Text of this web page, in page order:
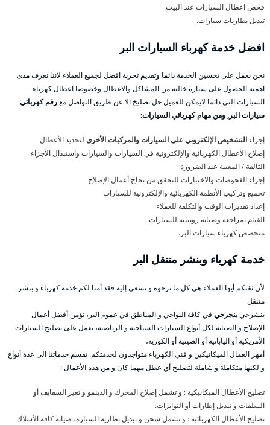
فحص اعطال السيارات عند البيت.
تبديل بطاريات سيارات.
افضل خدمة كهرباء السيارات البر
نحن نعمل على تحسين الخدمة دائما وتقديم تجربة افضل لجميع العملاء لاننا نعرف مدى
اهمية الحصول على سيارة خالية من المشاكل والاعطال وخصوصا اعطال كهرباء
السيارات التي دائما لايمكن للعميل حل تصليخ الا عن طريق التواصل معرقم كهربائي
سيارات البر, ومن مهام كهربائي السيارات:
إجراء التشخيص الإلكتروني على السيارات والمركبات الأخرى لتحديد الأعطال
إصلاح الأعطال الكهربائية والإلكترونية في السيارات والسيارات واستبدال الأجزاء
التالفة / المعيبة عند الضرورة
إجراء الفحوصات والاختبارات للتحقق من نجاح أعمال الإصلاح
تجميع وتركيب الأنظمة الكهربائية والإلكترونية للسيارات
إعداد تقديرات الوقت والتكلفة للعملاء
القيام بمراجعة وصيانة روتينية للسيارات
متخصص كهرباء سيارات البر.
خدمة كهرباء وبنشر متنقل البر
لأن ثقتكم أيها العملاء هي كل ما نرجوه و نسعى إليه فقد أمنا لكم خدمة كهرباء و بنشر
متنقل
بنشرجيبنجرجي في كافة النواحي و المناطق في عموم البر، نؤمن أفضل أعمال
الإصلاح و الصيانة لكل أنواع السيارات السياحية و الرياضية، نعمل على تصليح السيارات
الأمريكية أو اليابانية أو الصينية أو الكورية،
أمهر العمال الميكانيكين و فني الكهرباء متواجدون لخدمتكم. تقسم خدماتنا الى عدة أنواع
و لكنها متكاملة و شاملة لتصليح أي عطل مهما كان و من هذه الأعمال :
تصليح الأعطال الميكانيكية : و تشمل إصلاح المحرك و الدينمو و تغير السفايف أو
السلفات و تبديل إطارات أو التوايرات.
تصليح الأعطال الكهربائية : و تشمل شحن و تبديل بطارية السيارة، صيانة كافة الأسلاك